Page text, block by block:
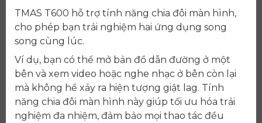
TMAS T600 hỗ trợ tính năng chia đôi màn hình,
cho phép bạn trải nghiệm hai ứng dụng song
song cùng lúc.
Ví dụ, bạn có thể mở bản đồ dẫn đường ở một
bên và xem video hoặc nghe nhạc ở bên còn lại
mà không hề xảy ra hiện tượng giật lag. Tính
năng chia đôi màn hình này giúp tối ưu hóa trải
nghiệm đa nhiệm, đảm bảo mọi thao tác đều